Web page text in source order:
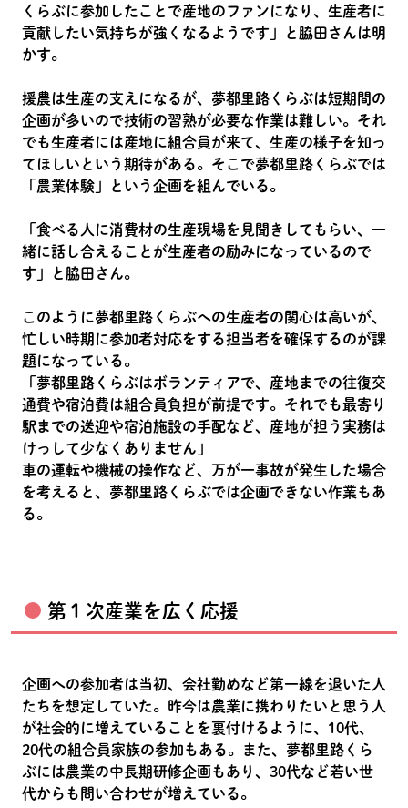
くらぶに参加したことで産地のファンになり、生産者に
貢献したい気持ちが強くなるようです」と脇田さんは明
かす。
援農は生産の支えになるが、夢都里路くらぶは短期間の
企画が多いので技術の習熟が必要な作業は難しい。それ
でも生産者には産地に組合員が来て、生産の様子を知っ
てほしいという期待がある。そこで夢都里路くらぶでは
「農業体験」という企画を組んでいる。
「食べる人に消費材の生産現場を見聞きしてもらい、一
緒に話し合えることが生産者の励みになっているので
す」と脇田さん。
このように夢都里路くらぶへの生産者の関心は高いが、
忙しい時期に参加者対応をする担当者を確保するのが課
題になっている。
「夢都里路くらぶはボランティアで、産地までの往復交
通費や宿泊費は組合員負担が前提です。それでも最寄り
駅までの送迎や宿泊施設の手配など、産地が担う実務は
けっして少なくありません」
車の運転や機械の操作など、万が一事故が発生した場合
を考えると、夢都里路くらぶでは企画できない作業もあ
る。
第１次産業を広く応援
企画への参加者は当初、会社勤めなど第一線を退いた人
たちを想定していた。昨今は農業に携わりたいと思う人
が社会的に増えていることを裏付けるように、10代、
20代の組合員家族の参加もある。また、夢都里路くら
ぶには農業の中長期研修企画もあり、30代など若い世
代からも問い合わせが増えている。